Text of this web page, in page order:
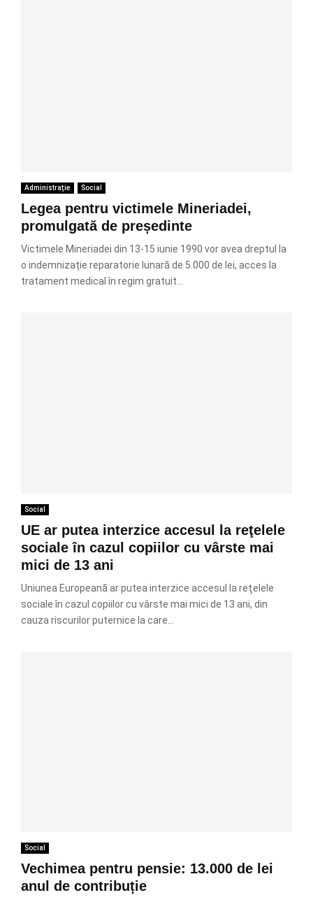
Administrație Social
Legea pentru victimele Mineriadei,
promulgată de președinte
Victimele Mineriadei din 13-15 iunie 1990 vor avea dreptul la
o indemnizație reparatorie lunară de 5.000 de lei, acces la
tratament medical în regim gratuit...
Social
UE ar putea interzice accesul la reţelele
sociale în cazul copiilor cu vârste mai
mici de 13 ani
Uniunea Europeană ar putea interzice accesul la reţelele
sociale în cazul copiilor cu vârste mai mici de 13 ani, din
cauza riscurilor puternice la care...
Social
Vechimea pentru pensie: 13.000 de lei
anul de contribuție